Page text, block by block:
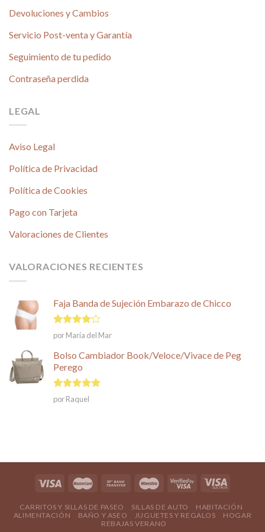
Devoluciones y Cambios
Servicio Post-venta y Garantía
Seguimiento de tu pedido
Contraseña perdida
LEGAL
Aviso Legal
Política de Privacidad
Política de Cookies
Pago con Tarjeta
Valoraciones de Clientes
VALORACIONES RECIENTES
Faja Banda de Sujeción Embarazo de Chicco
Valorado
en
5
por María del Mar
Bolso Cambiador Book/Veloce/Vivace de Peg
Perego
Valorado en
5
de 5
por Raquel
CARRITOS Y SILLAS DE PASEO SILLAS DE AUTO
HABITACIÓN
ALIMENTACIÓN
BAÑO Y ASEO JUGUETES Y REGALOS
HOGAR
REBAJAS VERANO